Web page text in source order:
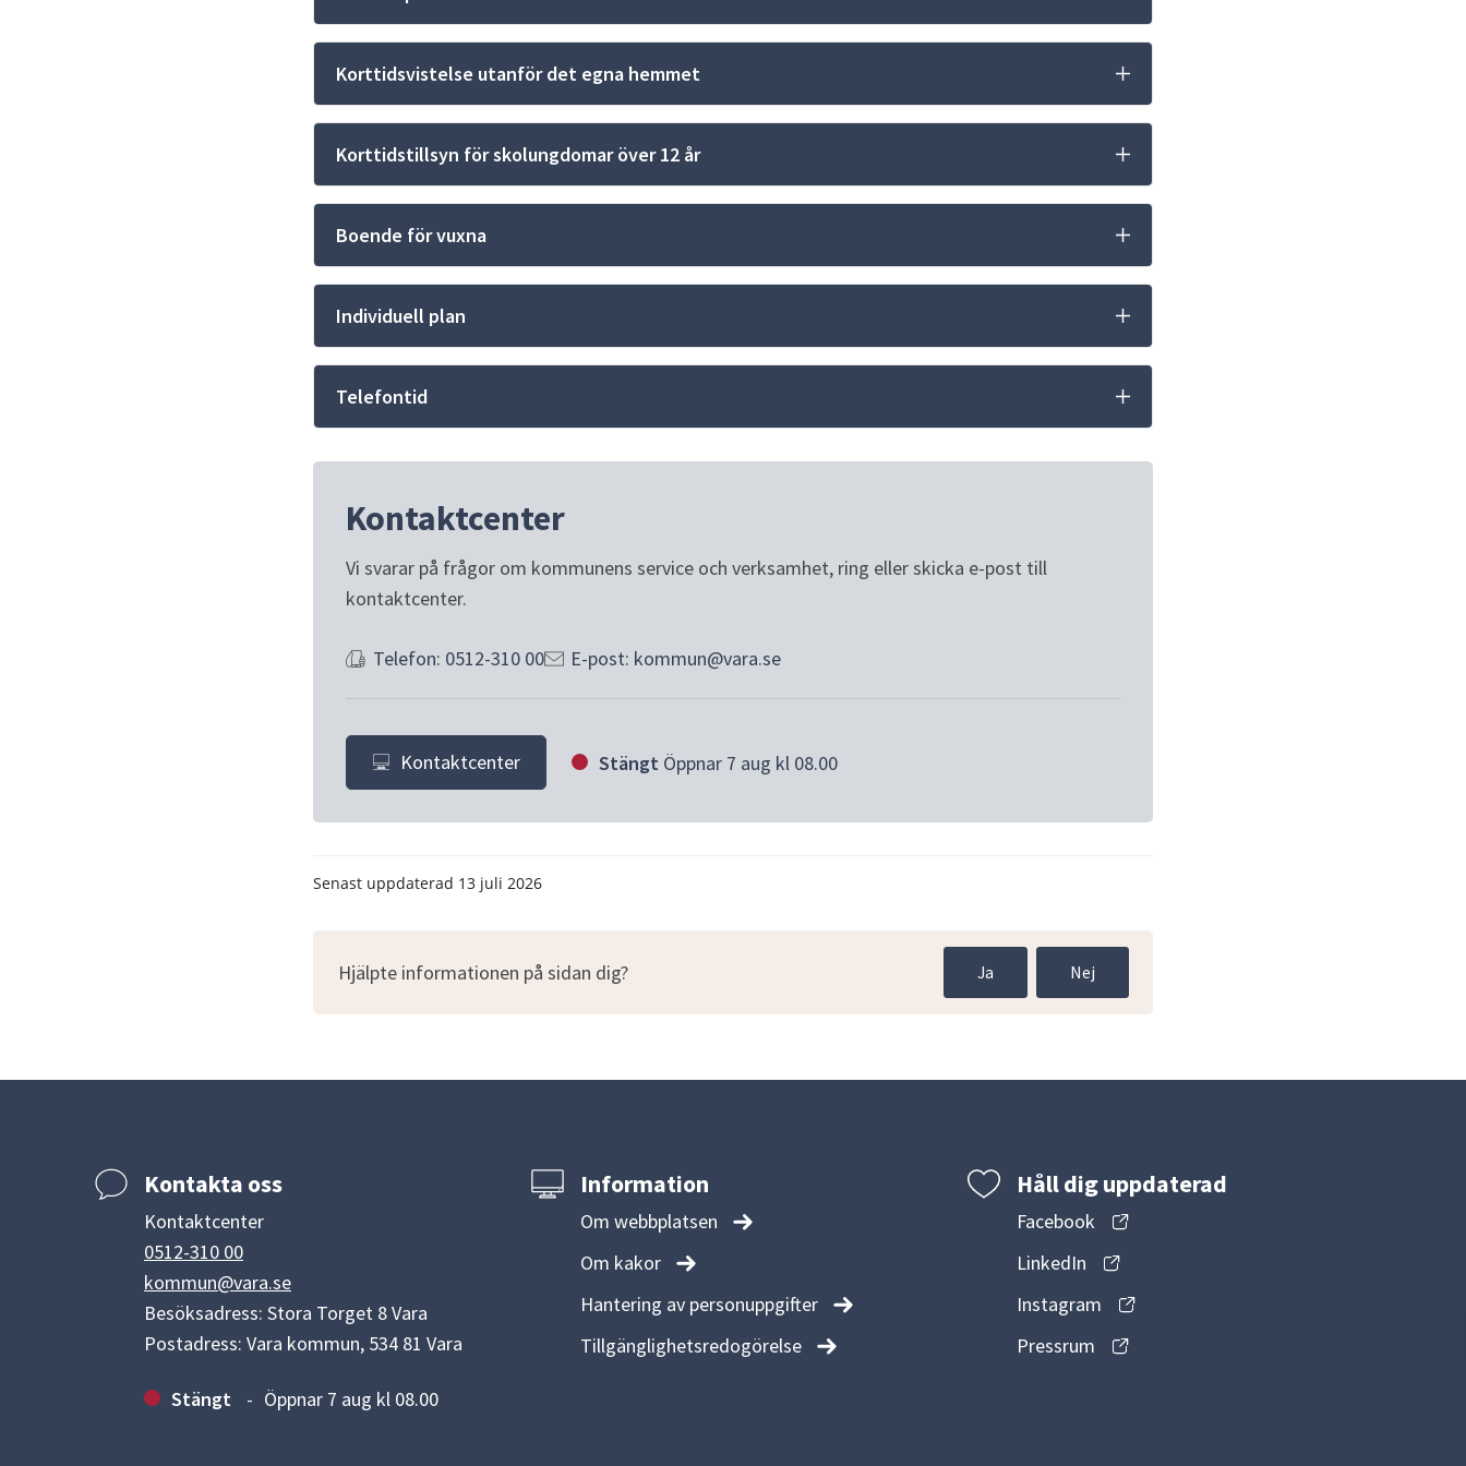
Korttidsvistelse utanför det egna hemmet
Korttidstillsyn för skolungdomar över 12 år
Boende för vuxna
Individuell plan
Telefontid
Kontaktcenter
Vi svarar på frågor om kommunens service och verksamhet, ring eller skicka e-post till
kontaktcenter.
Telefon: 0512-310 00 E-post: kommun@vara.se
Kontaktcenter Stängt Öppnar 7 aug kl 08.00
Senast uppdaterad 13 juli 2026
Hjälpte informationen på sidan dig? Ja Nej
Kontakta oss
Kontaktcenter
0512-310 00
kommun@vara.se
Besöksadress: Stora Torget 8 Vara
Postadress: Vara kommun, 534 81 Vara
Stängt Öppnar 7 aug kl 08.00
Information
Om webbplatsen
Om kakor
Hantering av personuppgifter
Tillgänglighetsredogörelse
Håll dig uppdaterad
Facebook
LinkedIn
Instagram
Pressrum